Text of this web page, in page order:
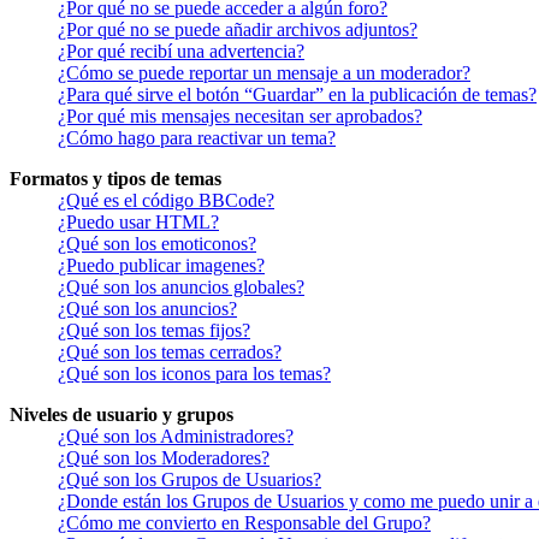
¿Por qué no se puede acceder a algún foro?
¿Por qué no se puede añadir archivos adjuntos?
¿Por qué recibí una advertencia?
¿Cómo se puede reportar un mensaje a un moderador?
¿Para qué sirve el botón “Guardar” en la publicación de temas?
¿Por qué mis mensajes necesitan ser aprobados?
¿Cómo hago para reactivar un tema?
Formatos y tipos de temas
¿Qué es el código BBCode?
¿Puedo usar HTML?
¿Qué son los emoticonos?
¿Puedo publicar imagenes?
¿Qué son los anuncios globales?
¿Qué son los anuncios?
¿Qué son los temas fijos?
¿Qué son los temas cerrados?
¿Qué son los iconos para los temas?
Niveles de usuario y grupos
¿Qué son los Administradores?
¿Qué son los Moderadores?
¿Qué son los Grupos de Usuarios?
¿Donde están los Grupos de Usuarios y como me puedo unir a
¿Cómo me convierto en Responsable del Grupo?